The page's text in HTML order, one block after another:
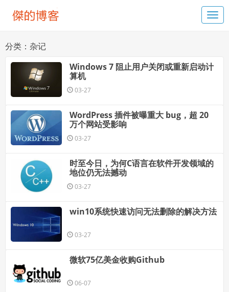
分类：杂记
Windows 7 阻止用户关闭或重新启动计
算机
03-27
WordPress 插件被曝重大 bug，超 20
万个网站受影响
03-27
时至今日，为何C语言在软件开发领域的
地位仍无法撼动
03-27
win10系统快速访问无法删除的解决方法
03-27
微软75亿美金收购Github
06-07